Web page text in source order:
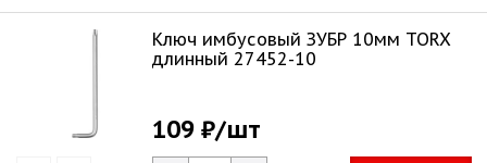
Ключ имбусовый ЗУБР 10мм TORX
длинный 27452-10
109 ₽/шт